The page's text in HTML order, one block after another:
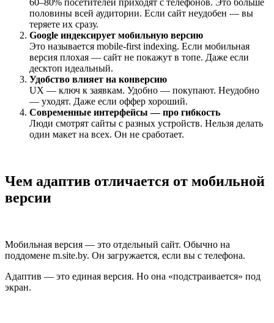
60–80% посетителей приходят с телефонов. Это больше
половины всей аудитории. Если сайт неудобен — вы
теряете их сразу.
Google индексирует мобильную версию
Это называется mobile-first indexing. Если мобильная
версия плохая — сайт не покажут в топе. Даже если
десктоп идеальный.
Удобство влияет на конверсию
UX — ключ к заявкам. Удобно — покупают. Неудобно
— уходят. Даже если оффер хороший.
Современные интерфейсы — про гибкость
Люди смотрят сайты с разных устройств. Нельзя делать
один макет на всех. Он не сработает.
Чем адаптив отличается от мобильной
версии
Мобильная версия — это отдельный сайт. Обычно на
поддомене m.site.by. Он загружается, если вы с телефона.
Адаптив — это единая версия. Но она «подстраивается» под
экран.